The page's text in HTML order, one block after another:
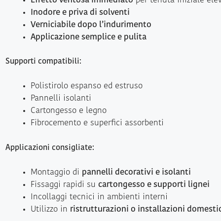
Inodore e priva di solventi
Verniciabile dopo l’indurimento
Applicazione semplice e pulita
Supporti compatibili:
Polistirolo espanso ed estruso
Pannelli isolanti
Cartongesso e legno
Fibrocemento e superfici assorbenti
Applicazioni consigliate:
Montaggio di pannelli decorativi e isolanti
Fissaggi rapidi su cartongesso e supporti lignei
Incollaggi tecnici in ambienti interni
Utilizzo in ristrutturazioni o installazioni